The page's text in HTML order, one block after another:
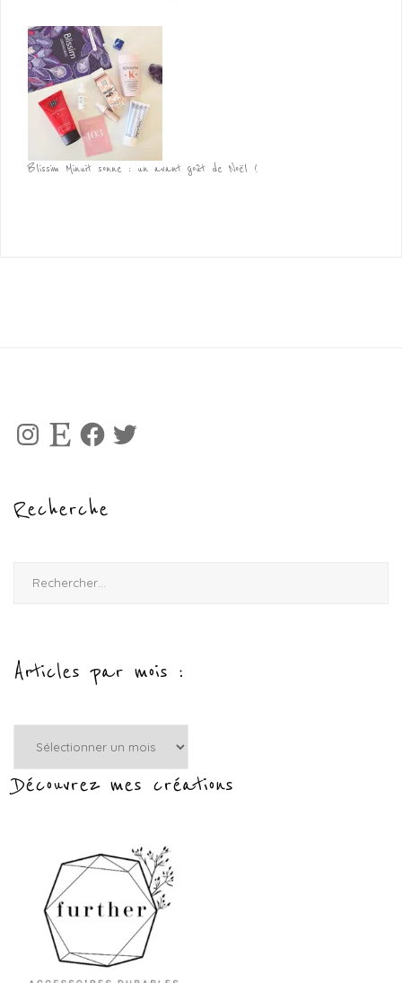
Blissim Minuit sonne : un avant goût de Noël !
Instagram
Etsy Facebook
Twitter
Recherche
Articles par mois :
:Découvrez mes créations